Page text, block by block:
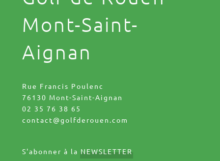
Mont-Saint-
Aignan
Rue Francis Poulenc
76130 Mont-Saint-Aignan
02 35 76 38 65
contact@golfderouen.com
S'abonner à la NEWSLETTER